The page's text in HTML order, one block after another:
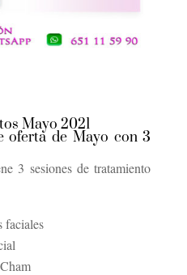
Mayo 2021
oferta de Mayo con 3
3 sesiones de tratamiento
faciales